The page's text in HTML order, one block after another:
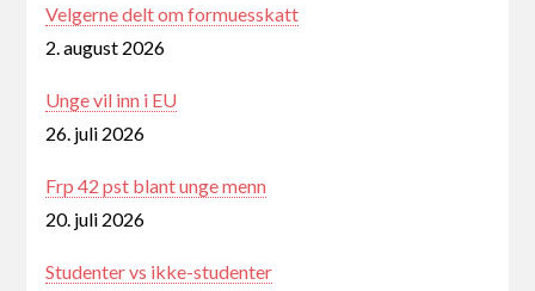
Velgerne delt om formuesskatt
2. august 2026
Unge vil inn i EU
26. juli 2026
Frp 42 pst blant unge menn
20. juli 2026
Studenter vs ikke-studenter